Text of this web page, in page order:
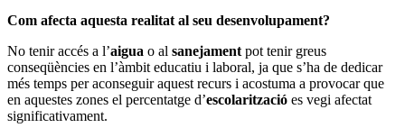
Com afecta aquesta realitat al seu desenvolupament?
No tenir accés a l’aigua o al sanejament pot tenir greus
conseqüències en l’àmbit educatiu i laboral, ja que s’ha de dedicar
més temps per aconseguir aquest recurs i acostuma a provocar que
en aquestes zones el percentatge d’escolarització es vegi afectat
significativament.